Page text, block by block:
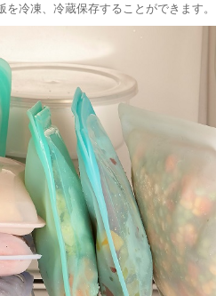
冷凍、冷蔵保存することができます。